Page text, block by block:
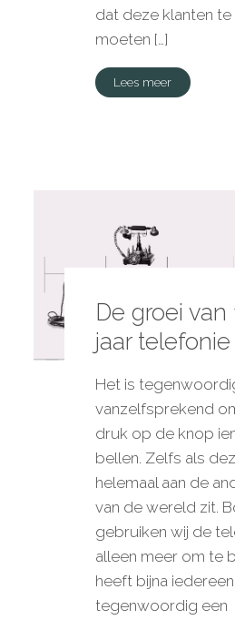
dat deze klanten te
moeten […]
Lees meer
De groei van
jaar telefonie
Het is
vanzelfsprekend
druk op de knop
bellen. Zelfs als
helemaal aan de
van de wereld zit.
gebruiken wij de
alleen meer om te
heeft bijna iedereen
tegenwoordig een